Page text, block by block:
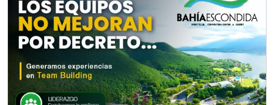
Aplicar al Requerimiento
Empresa en Jalisco
Requiere:
MATERIALES PARA SELLOS DE